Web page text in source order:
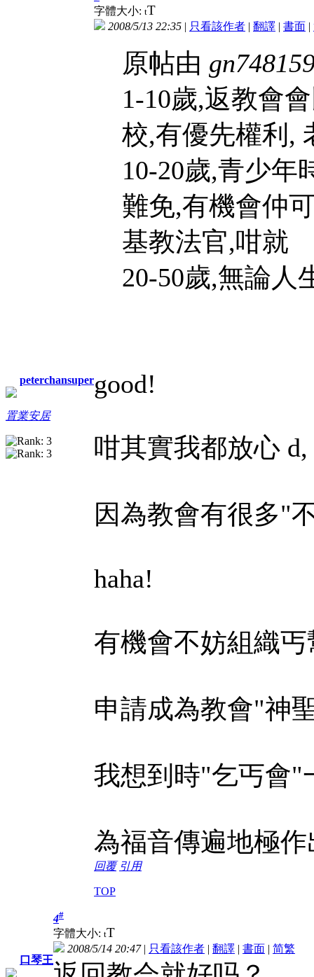
peterchansuper
置業安居
字體大小: tT
2008/5/13 22:35 | 只看該作者 | 翻譯 | 書面 |
原帖由
1-10歲,返教會
校,有優先權利,
10-20歲,青少年
難免,有機會仲
基教法官,咁就
20-50歲,無論人
good!
咁其實我都放心 d,
因為教會有很多"
haha!
有機會不妨組織丐
申請成為教會"神
我想到時"乞丐會"
為福音傳遍地極
回覆 引用
TOP
口琴王
4#
字體大小: tT
2008/5/14 20:47| 只看該作者 | 翻譯 | 書面 | 简繁